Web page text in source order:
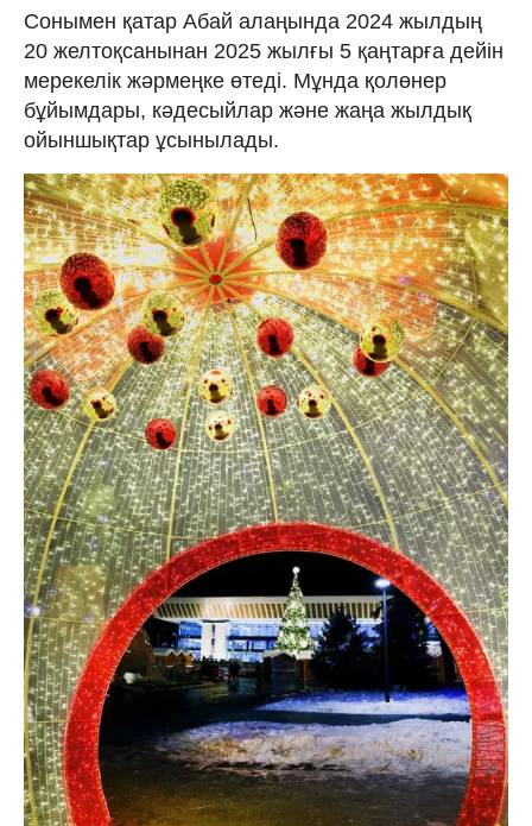
Сонымен қатар Абай алаңында 2024 жылдың
20 желтоқсанынан 2025 жылғы 5 қаңтарға дейін
мерекелік жәрмеңке өтеді. Мұнда қолөнер
бұйымдары, кәдесыйлар және жаңа жылдық
ойыншықтар ұсынылады.